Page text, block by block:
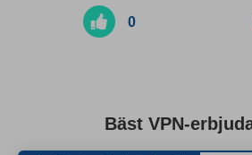
0
Bäst VPN-